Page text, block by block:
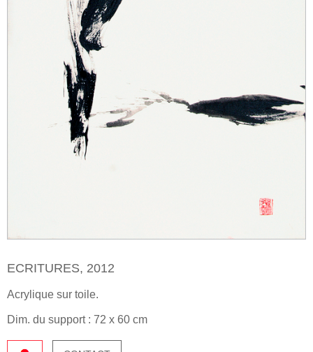
ECRITURES, 2012
Acrylique sur toile.
Dim. du support : 72 x 60 cm